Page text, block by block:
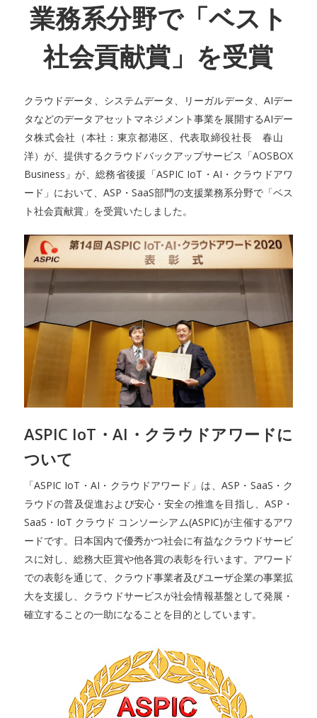
業務系分野で「ベスト
社会貢献賞」を受賞
クラウドデータ、システムデータ、リーガルデータ、AIデー
タなどのデータアセットマネジメント事業を展開するAIデー
タ株式会社（本社：東京都港区、代表取締役社長 春山
洋）が、提供するクラウドバックアップサービス「AOSBOX
Business」が、総務省後援「ASPIC IoT・AI・クラウドアワ
ード」において、ASP・SaaS部門の支援業務系分野で「ベス
ト社会貢献賞」を受賞いたしました。
ASPIC IoT・AI・クラウドアワードに
ついて
「ASPIC IoT・AI・クラウドアワード」は、ASP・SaaS・ク
ラウドの普及促進および安心・安全の推進を目指し、ASP・
SaaS・IoT クラウド コンソーシアム(ASPIC)が主催するアワ
ードです。日本国内で優秀かつ社会に有益なクラウドサービ
スに対し、総務大臣賞や他各賞の表彰を行います。アワード
での表彰を通じて、クラウド事業者及びユーザ企業の事業拡
大を支援し、クラウドサービスが社会情報基盤として発展・
確立することの一助になることを目的としています。